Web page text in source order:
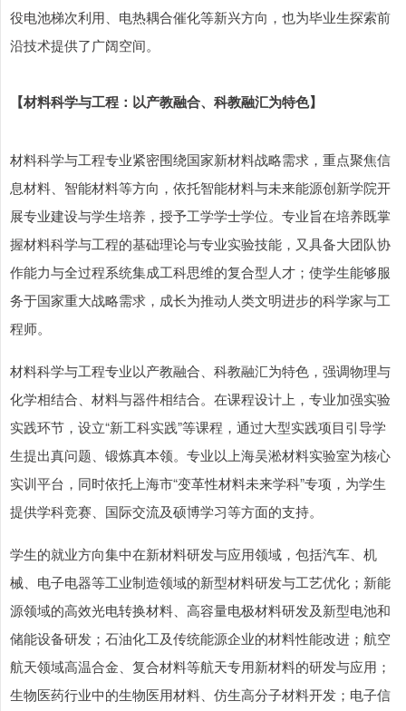
役电池梯次利用、电热耦合催化等新兴方向，也为毕业生探索前
沿技术提供了广阔空间。
【材料科学与工程：以产教融合、科教融汇为特色】
材料科学与工程专业紧密围绕国家新材料战略需求，重点聚焦信
息材料、智能材料等方向，依托智能材料与未来能源创新学院开
展专业建设与学生培养，授予工学学士学位。专业旨在培养既掌
握材料科学与工程的基础理论与专业实验技能，又具备大团队协
作能力与全过程系统集成工科思维的复合型人才；使学生能够服
务于国家重大战略需求，成长为推动人类文明进步的科学家与工
程师。
材料科学与工程专业以产教融合、科教融汇为特色，强调物理与
化学相结合、材料与器件相结合。在课程设计上，专业加强实验
实践环节，设立“新工科实践”等课程，通过大型实践项目引导学
生提出真问题、锻炼真本领。专业以上海吴淞材料实验室为核心
实训平台，同时依托上海市“变革性材料未来学科”专项，为学生
提供学科竞赛、国际交流及硕博学习等方面的支持。
学生的就业方向集中在新材料研发与应用领域，包括汽车、机
械、电子电器等工业制造领域的新型材料研发与工艺优化；新能
源领域的高效光电转换材料、高容量电极材料研发及新型电池和
储能设备研发；石油化工及传统能源企业的材料性能改进；航空
航天领域高温合金、复合材料等航天专用新材料的研发与应用；
生物医药行业中的生物医用材料、仿生高分子材料开发；电子信